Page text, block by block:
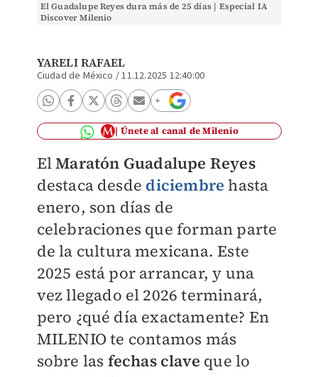
El Guadalupe Reyes dura más de 25 días | Especial IA
Discover Milenio
YARELI RAFAEL
Ciudad de México /11.12.2025 12:40:00
Únete al canal de Milenio
ElMaratón Guadalupe Reyes
destaca desde diciembre hasta
enero, son días de
celebraciones que forman parte
de la cultura mexicana. Este
2025 está por arrancar, y una
vez llegado el 2026 terminará,
pero ¿qué día exactamente? En
MILENIOte contamos más
sobre las fechas clave que lo